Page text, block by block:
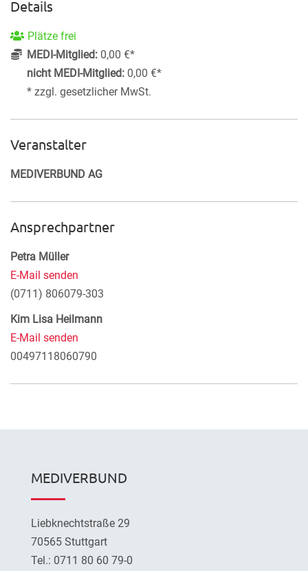
Details
Plätze frei
MEDI-Mitglied: 0,00 €*
nicht MEDI-Mitglied: 0,00 €*
* zzgl. gesetzlicher MwSt.
Veranstalter
MEDIVERBUND AG
Ansprechpartner
Petra Müller
E-Mail senden
(0711) 806079-303
Kim Lisa Heilmann
E-Mail senden
00497118060790
MEDIVERBUND
Liebknechtstraße 29
70565 Stuttgart
Tel.: 0711 80 60 79-0